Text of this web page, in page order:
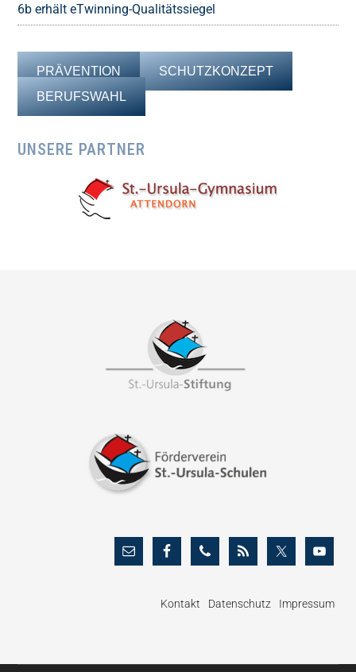
6b erhält eTwinning-Qualitätssiegel
PRÄVENTION
SCHUTZKONZEPT
BERUFSWAHL
UNSERE PARTNER
Kontakt Datenschutz Impressum